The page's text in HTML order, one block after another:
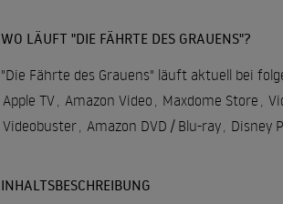
WO LÄUFT "DIE FÄHRTE DES GRAUENS"?
"Die Fährte des Grauens" läuft aktuell bei
Apple TV
Amazon Video Maxdome Store
Videobuster
Amazon DVD / Blu-ray Disney
INHALTSBESCHREIBUNG